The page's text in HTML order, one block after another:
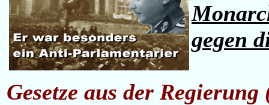
gegen
Gesetze aus der